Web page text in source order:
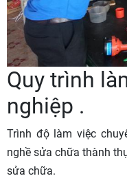
Quy trình
nghiệp .
Trình độ làm việc
nghề sửa chữa thành
sửa chữa.